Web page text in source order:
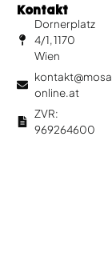
Kontakt
Dornerplatz
4/1, 1170
Wien
online.at
ZVR:
969264600